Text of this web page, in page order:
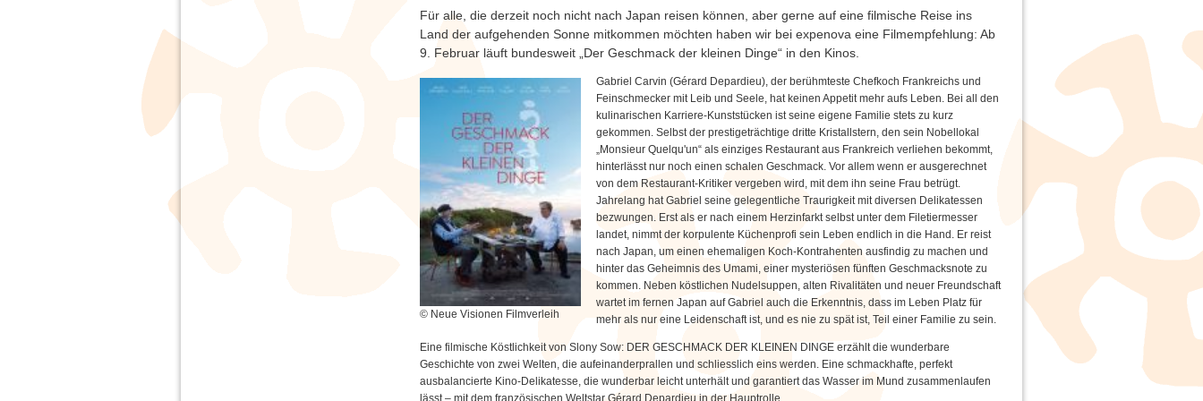
Für alle, die derzeit noch nicht nach Japan reisen können, aber gerne auf eine filmische Reise ins
Land der aufgehenden Sonne mitkommen möchten haben wir bei expenova eine Filmempfehlung: Ab
9. Februar läuft bundesweit „Der Geschmack der kleinen Dinge“ in den Kinos.
© Neue Visionen Filmverleih
Gabriel Carvin (Gérard Depardieu), der berühmteste Chefkoch Frankreichs und
Feinschmecker mit Leib und Seele, hat keinen Appetit mehr aufs Leben. Bei all den
kulinarischen Karriere-Kunststücken ist seine eigene Familie stets zu kurz
gekommen. Selbst der prestigeträchtige dritte Kristallstern, den sein Nobellokal
„Monsieur Quelqu'un“ als einziges Restaurant aus Frankreich verliehen bekommt,
hinterlässt nur noch einen schalen Geschmack. Vor allem wenn er ausgerechnet
von dem Restaurant-Kritiker vergeben wird, mit dem ihn seine Frau betrügt.
Jahrelang hat Gabriel seine gelegentliche Traurigkeit mit diversen Delikatessen
bezwungen. Erst als er nach einem Herzinfarkt selbst unter dem Filetiermesser
landet, nimmt der korpulente Küchenprofi sein Leben endlich in die Hand. Er reist
nach Japan, um einen ehemaligen Koch-Kontrahenten ausfindig zu machen und
hinter das Geheimnis des Umami, einer mysteriösen fünften Geschmacksnote zu
kommen. Neben köstlichen Nudelsuppen, alten Rivalitäten und neuer Freundschaft
wartet im fernen Japan auf Gabriel auch die Erkenntnis, dass im Leben Platz für
mehr als nur eine Leidenschaft ist, und es nie zu spät ist, Teil einer Familie zu sein.
Eine filmische Köstlichkeit von Slony Sow: DER GESCHMACK DER KLEINEN DINGE erzählt die wunderbare
Geschichte von zwei Welten, die aufeinanderprallen und schliesslich eins werden. Eine schmackhafte, perfekt
ausbalancierte Kino-Delikatesse, die wunderbar leicht unterhält und garantiert das Wasser im Mund zusammenlaufen
lässt – mit dem französischen Weltstar Gérard Depardieu in der Hauptrolle.